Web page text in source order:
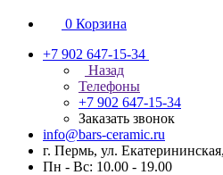
0 Корзина
+7 902 647-15-34
Назад
Телефоны
+7 902 647-15-34
Заказать звонок
info@bars-ceramic.ru
г. Пермь, ул.
Пн - Вс: 10.00 - 19.00